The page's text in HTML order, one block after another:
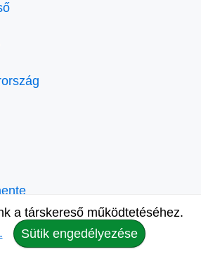
a társkereső működtetéséhez.
Sütik engedélyezése